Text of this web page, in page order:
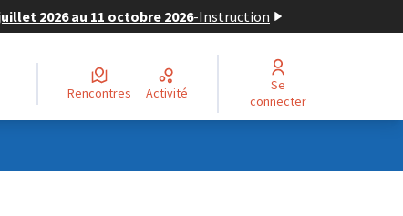
2026 au 11 octobre 2026-Instruction
Rencontres Activité
Se
connecter